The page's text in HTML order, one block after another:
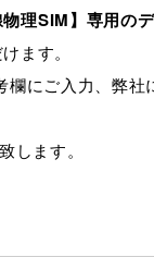
理SIM】専用の
ます。
にご入力、弊社
します。